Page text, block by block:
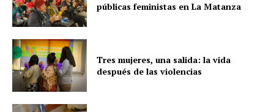
públicas feministas en La Matanza
Tres mujeres, una salida: la vida
después de las violencias